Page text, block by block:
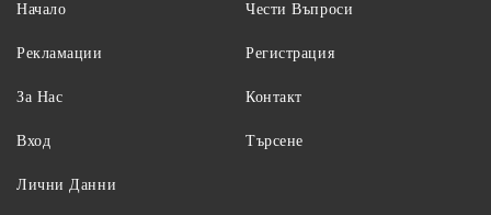
Начало
Рекламации
За Нас
Вход
Чести Въпроси
Регистрация
Контакт
Търсене
Лични Данни